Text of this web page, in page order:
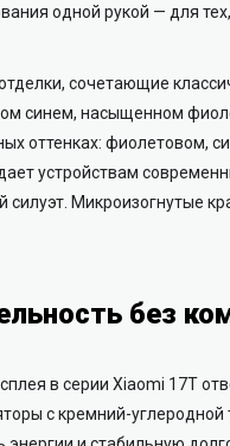
одной рукой — для
сочетающие
синем, насыщенном
оттенках: фиолетовом,
устройствам
Микроизогнутые
без
в серии Xiaomi 17T
с кремний-углеродной